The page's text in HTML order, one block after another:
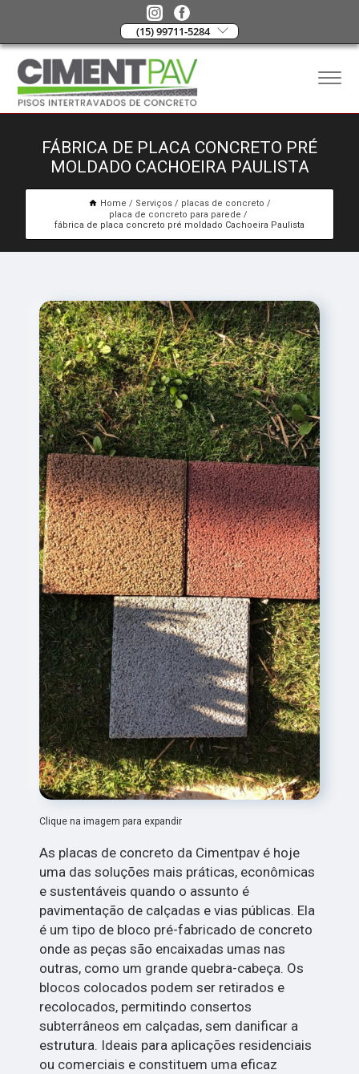
(15) 99711-5284
FÁBRICA DE PLACA CONCRETO PRÉ
MOLDADO CACHOEIRA PAULISTA
Home Serviços
placas de concreto
placa de concreto para parede
fábrica de placa concreto pré moldado Cachoeira Paulista
Clique na imagem para expandir
As placas de concreto da Cimentpav é hoje
uma das soluções mais práticas, econômicas
e sustentáveis quando o assunto é
pavimentação de calçadas e vias públicas. Ela
é um tipo de bloco pré-fabricado de concreto
onde as peças são encaixadas umas nas
outras, como um grande quebra-cabeça. Os
blocos colocados podem ser retirados e
recolocados, permitindo consertos
subterrâneos em calçadas, sem danificar a
estrutura. Ideais para aplicações residenciais
ou comerciais e constituem uma eficaz